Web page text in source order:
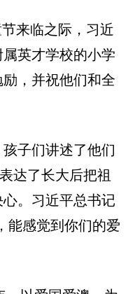
来临之际，习近
英才学校的小学
，并祝他们和全
子们讲述了他们
达了长大后把祖
。习近平总书记
能感觉到你们的爱